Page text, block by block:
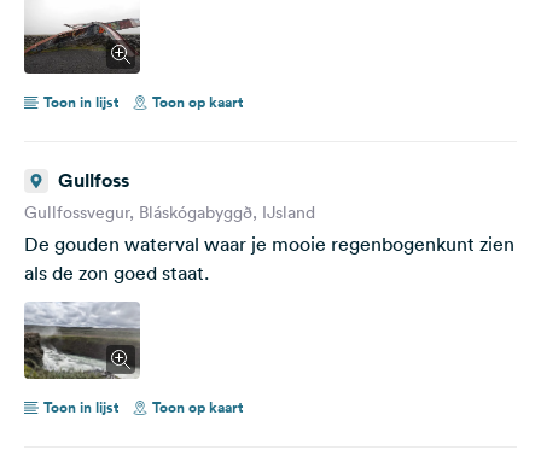
Toon in lijst Toon op kaart
Gullfoss
Gullfossvegur, Bláskógabyggð, IJsland
De gouden waterval waar je mooie regenbogenkunt zien
als de zon goed staat.
Toon in lijst Toon op kaart